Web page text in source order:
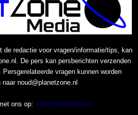
de redactie voor vragen/informatie/tips, kan
De pers kan persberichten verzenden
vragen kunnen worden
naar noud@planetzone.nl
ons op: Info@planetzone.nl